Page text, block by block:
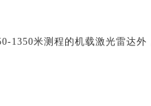
1350米测程的机载激光雷达外